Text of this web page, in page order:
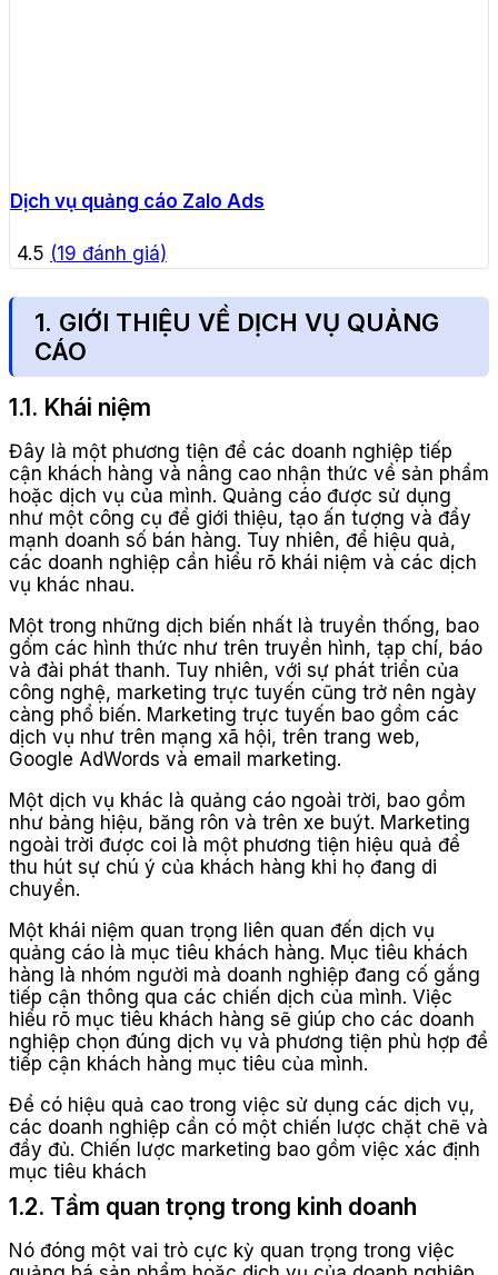
Dịch vụ quảng cáo Zalo Ads
4.5 (19 đánh giá)
1. GIỚI THIỆU VỀ DỊCH VỤ QUẢNG
CÁO
1.1. Khái niệm
Đây là một phương tiện để các doanh nghiệp tiếp
cận khách hàng và nâng cao nhận thức về sản phẩm
hoặc dịch vụ của mình. Quảng cáo được sử dụng
như một công cụ để giới thiệu, tạo ấn tượng và đẩy
mạnh doanh số bán hàng. Tuy nhiên, để hiệu quả,
các doanh nghiệp cần hiểu rõ khái niệm và các dịch
vụ khác nhau.
Một trong những dịch biến nhất là truyền thống, bao
gồm các hình thức như trên truyền hình, tạp chí, báo
và đài phát thanh. Tuy nhiên, với sự phát triển của
công nghệ, marketing trực tuyến cũng trở nên ngày
càng phổ biến. Marketing trực tuyến bao gồm các
dịch vụ như trên mạng xã hội, trên trang web,
Google AdWords và email marketing.
Một dịch vụ khác là quảng cáo ngoài trời, bao gồm
như bảng hiệu, băng rôn và trên xe buýt. Marketing
ngoài trời được coi là một phương tiện hiệu quả để
thu hút sự chú ý của khách hàng khi họ đang di
chuyển.
Một khái niệm quan trọng liên quan đến dịch vụ
quảng cáo là mục tiêu khách hàng. Mục tiêu khách
hàng là nhóm người mà doanh nghiệp đang cố gắng
tiếp cận thông qua các chiến dịch của mình. Việc
hiểu rõ mục tiêu khách hàng sẽ giúp cho các doanh
nghiệp chọn đúng dịch vụ và phương tiện phù hợp để
tiếp cận khách hàng mục tiêu của mình.
Để có hiệu quả cao trong việc sử dụng các dịch vụ,
các doanh nghiệp cần có một chiến lược chặt chẽ và
đầy đủ. Chiến lược marketing bao gồm việc xác định
mục tiêu khách
1.2. Tầm quan trọng trong kinh doanh
Nó đóng một vai trò cực kỳ quan trọng trong việc